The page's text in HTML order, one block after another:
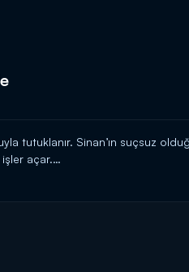
tutuklanır. Sinan’ın suçsuz
işler açar.